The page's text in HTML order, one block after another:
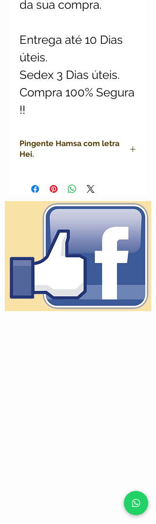
da sua compra.
Entrega até 10 Dias
úteis.
Sedex 3 Dias úteis.
Compra 100% Segura
!!
Pingente Hamsa com letra
Hei.